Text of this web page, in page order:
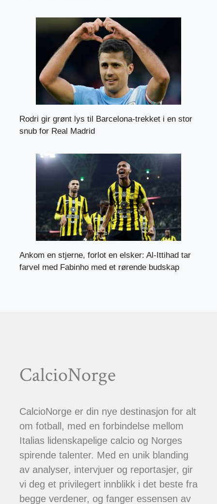
Rodri gir grønt lys til Barcelona-trekket i en stor
snub for Real Madrid
Ankom en stjerne, forlot en elsker: Al-Ittihad tar
farvel med Fabinho med et rørende budskap
CalcioNorge
CalcioNorge er din nye destinasjon for alt
om fotball, med en forbindelse mellom
Italias lidenskapelige calcio og Norges
spirende talenter. Med en unik blanding
av analyser, intervjuer og reportasjer, gir
vi deg et privilegert innblikk i det beste fra
begge verdener, og fanger essensen av